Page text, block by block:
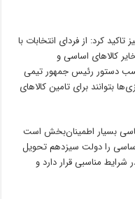
کرد: از فردای انتخابات با
کالاهای اساسی و
دستور رئیس جمهور تیمی
بتوانند برای تامین کالاهای
بسیار اطمینان‌بخش است
را دولت سیزدهم تحویل
مناسبی قرار دارد و